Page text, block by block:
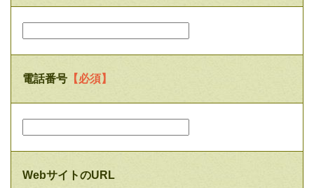
電話番号 【必須】
WebサイトのURL